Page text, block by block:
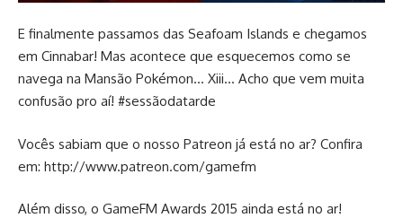
E finalmente passamos das Seafoam Islands e chegamos
em Cinnabar! Mas acontece que esquecemos como se
navega na Mansão Pokémon… Xiii… Acho que vem muita
confusão pro aí! #sessãodatarde
Vocês sabiam que o nosso Patreon já está no ar? Confira
em: http://www.patreon.com/gamefm
Além disso, o GameFM Awards 2015 ainda está no ar!